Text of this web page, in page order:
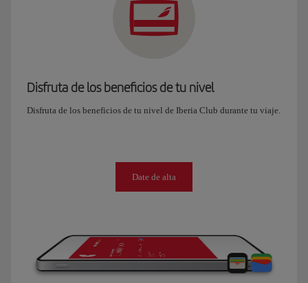
Disfruta de los beneficios de tu nivel
Disfruta de los beneficios de tu nivel de Iberia Club durante tu viaje.
Date de alta